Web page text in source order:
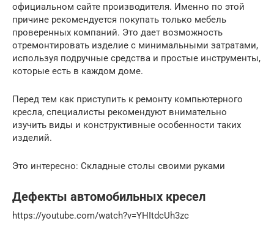
официальном сайте производителя. Именно по этой
причине рекомендуется покупать только мебель
проверенных компаний. Это дает возможность
отремонтировать изделие с минимальными затратами,
используя подручные средства и простые инструменты,
которые есть в каждом доме.
Перед тем как приступить к ремонту компьютерного
кресла, специалисты рекомендуют внимательно
изучить виды и конструктивные особенности таких
изделий.
Это интересно: Складные столы своими руками
Дефекты автомобильных кресел
https://youtube.com/watch?v=YHItdcUh3zc